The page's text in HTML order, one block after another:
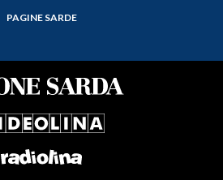
PAGINE SARDE